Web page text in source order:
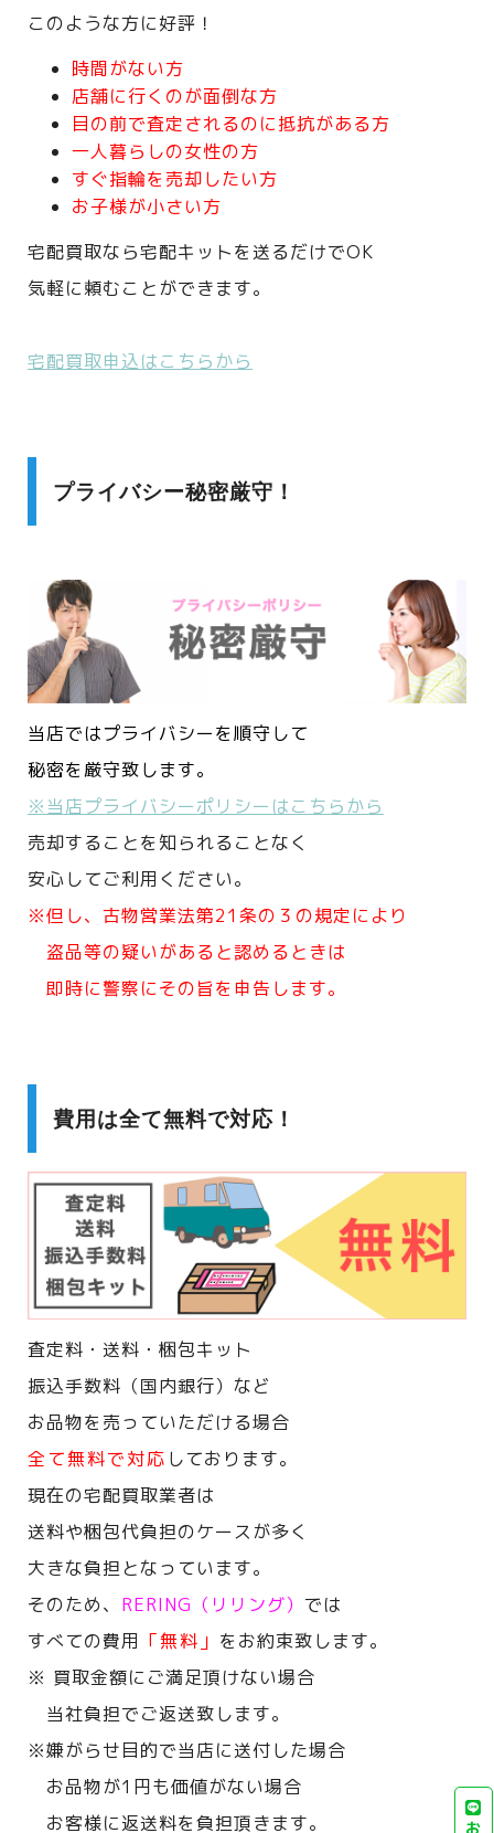
このような方に好評！
時間がない方
店舗に行くのが面倒な方
目の前で査定されるのに抵抗がある方
一人暮らしの女性の方
すぐ指輪を売却したい方
お子様が小さい方
宅配買取なら宅配キットを送るだけでOK
気軽に頼むことができます。
宅配買取申込はこちらから
プライバシー秘密厳守！
当店ではプライバシーを順守して
秘密を厳守致します。
※当店プライバシーポリシーはこちらから
売却することを知られることなく
安心してご利用ください。
※但し、古物営業法第21条の３の規定により
盗品等の疑いがあると認めるときは
即時に警察にその旨を申告します。
費用は全て無料で対応！
査定料・送料・梱包キット
振込手数料（国内銀行）など
お品物を売っていただける場合
全て無料で対応 しております。
現在の宅配買取業者は
送料や梱包代負担のケースが多く
大きな負担となっています。
そのため、 RERING（リリング） では
すべての費用 「無料」 をお約束致します。
※ 買取金額にご満足頂けない場合
当社負担でご返送致します。
※嫌がらせ目的で当店に送付した場合
お品物が1円も価値がない場合
お客様に返送料を負担頂きます。
お